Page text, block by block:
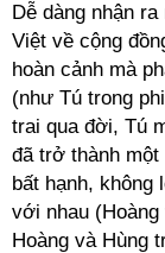
Dễ dàng nhận
Việt về cộng
hoàn cảnh mà
(như Tú trong
trai qua đời, Tú
đã trở thành
bất hạnh, không
với nhau (Hoàng
Hoàng và Hùng